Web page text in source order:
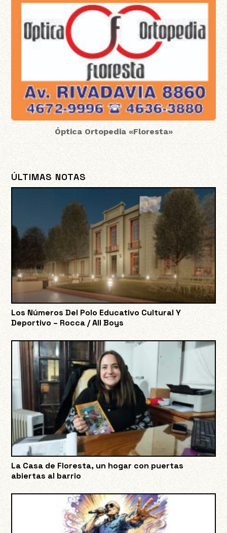
Óptica Ortopedia «Floresta»
ÚLTIMAS NOTAS
Los Números Del Polo Educativo Cultural Y
Deportivo – Rocca / All Boys
La Casa de Floresta, un hogar con puertas
abiertas al barrio